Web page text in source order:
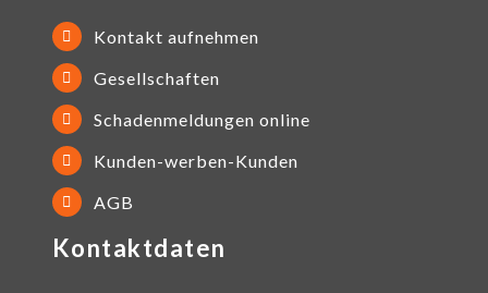
Kontakt aufnehmen
Gesellschaften
Schadenmeldungen online
Kunden-werben-Kunden
AGB
Kontaktdaten